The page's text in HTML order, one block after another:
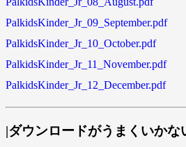
PalkidsKinder_Jr_09_September.pdf
PalkidsKinder_Jr_10_October.pdf
PalkidsKinder_Jr_11_November.pdf
PalkidsKinder_Jr_12_December.pdf
|ダウンロードがうまくいかな